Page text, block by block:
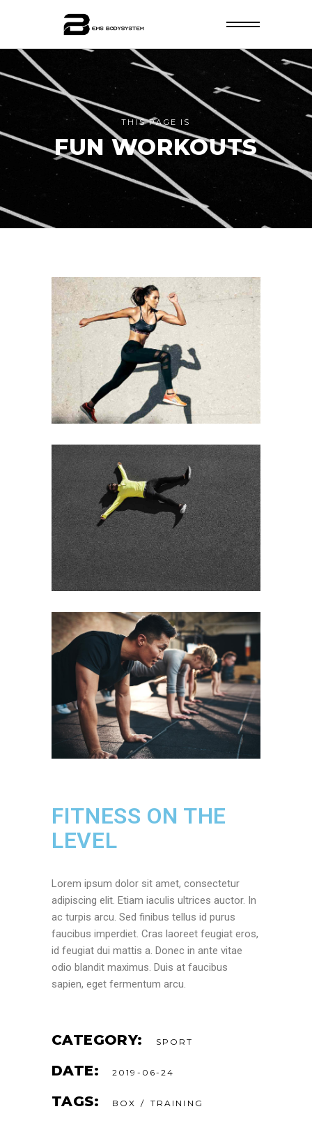
THIS PAGE IS
FUN WORKOUTS
FITNESS ON THE
LEVEL
Lorem ipsum dolor sit amet, consectetur
adipiscing elit. Etiam iaculis ultrices auctor. In
ac turpis arcu. Sed finibus tellus id purus
faucibus imperdiet. Cras laoreet feugiat eros,
id feugiat dui mattis a. Donec in ante vitae
odio blandit maximus. Duis at faucibus
sapien, eget fermentum arcu.
CATEGORY: SPORT
DATE: 2019-06-24
TAGS: BOX TRAINING